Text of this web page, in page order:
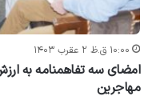
۱۰:۰۰ ق.ظ ۲ عقرب ۱۴۰۳
مهاجرین